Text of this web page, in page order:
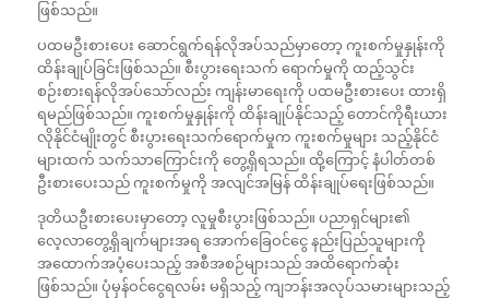
ဖြစ်သည်။
ပထမဦးစားပေး ဆောင်ရွက်ရန်လိုအပ်သည်မှာတော့ ကူးစက်မှုနှုန်းကို
ထိန်းချုပ်ခြင်းဖြစ်သည်။ စီးပွားရေးသက် ရောက်မှုကို ထည့်သွင်း
စဉ်းစားရန်လိုအပ်သော်လည်း ကျန်းမာရေးကို ပထမဦးစားပေး ထားရှိ
ရမည်ဖြစ်သည်။ ကူးစက်မှုနှုန်းကို ထိန်းချုပ်နိုင်သည့် တောင်ကိုရီးယား
လိုနိုင်ငံမျိုးတွင် စီးပွားရေးသက်ရောက်မှုက ကူးစက်မှုများ သည့်နိုင်ငံ
များထက် သက်သာကြောင်းကို တွေ့ရှိရသည်။ ထို့ကြောင့် နံပါတ်တစ်
ဦးစားပေးသည် ကူးစက်မှုကို အလျင်အမြန် ထိန်းချုပ်ရေးဖြစ်သည်။
ဒုတိယဦးစားပေးမှာတော့ လူမှုစီးပွားဖြစ်သည်။ ပညာရှင်များ၏
လေ့လာတွေ့ရှိချက်များအရ အောက်ခြေဝင်ငွေ နည်းပြည်သူများကို
အထောက်အပံ့ပေးသည့် အစီအစဉ်များသည် အထိရောက်ဆုံး
ဖြစ်သည်။ ပုံမှန်ဝင်ငွေရလမ်း မရှိသည့် ကျဘန်းအလုပ်သမားများသည့်